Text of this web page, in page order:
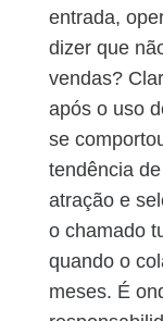
entrada,
dizer que
vendas?
após o uso
se
tendência
atração e
o chamado
quando o
meses. É